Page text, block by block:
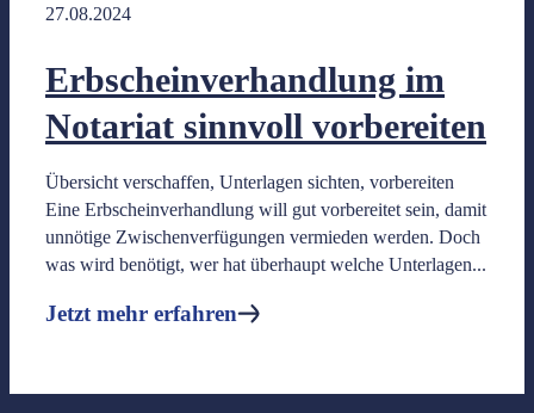
Blog & Glossar
Blog
Kostenfreie und aktuelle Informationen für alle relevante
Glossar
Jetzt mehr erfahren
27.08.2024
Erbscheinverhandlung im
Notariat sinnvoll vorbereiten
Übersicht verschaffen, Unterlagen sichten, vorbereiten
Eine Erbscheinverhandlung will gut vorbereitet sein, damit
unnötige Zwischenverfügungen vermieden werden. Doch
was wird benötigt, wer hat überhaupt welche Unterlagen...
Jetzt mehr erfahren